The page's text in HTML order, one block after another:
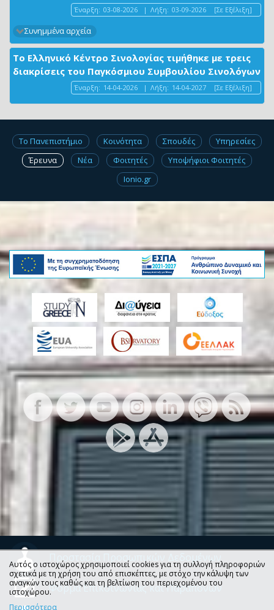
Έναρξη: 03-08-2026 | Λήξη: 03-09-2026 [Σε Εξέλιξη]
Συνημμένα αρχεία
Το Ελληνικό Κέντρο Σινολογίας τιμήθηκε με τρεις
διακρίσεις του Παγκόσμιου Συμβουλίου Σινολόγων
Έναρξη: 14-04-2026 | Λήξη: 14-04-2027 [Σε Εξέλιξη]
Το Πανεπιστήμιο Κοινότητα Σπουδές
Υπηρεσίες
Έρευνα
Νέα Φοιτητές
Υποψήφιοι Φοιτητές
Ionio.gr
Προστασία Προσωπικών Δεδομένων
Φόρμα Επικοινωνίας και Παραπόνων
Αυτός ο ιστοχώρος χρησιμοποιεί cookies για τη συλλογή πληροφοριών
σχετικά με τη χρήση του από επισκέπτες, με στόχο την κάλυψη των
αναγκών τους καθώς και τη βελτίωση του περιεχομένου του
ιστοχώρου.
Περισσότερα